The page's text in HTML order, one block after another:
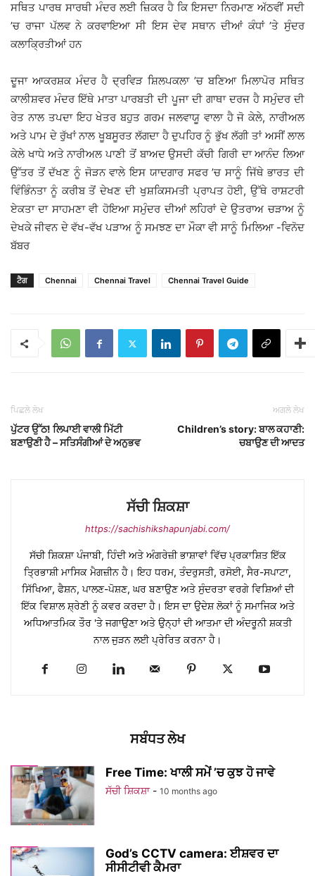
ਸਥਿਤ ਪਾਰਥ ਸਾਰਥੀ ਮੰਦਰ ਲਈ ਜ਼ਿਕਰ ਹੈ ਕਿ ਇਸਦਾ ਨਿਰਮਾਣ ਅੱਠਵੀਂ ਸਦੀ
’ਚ ਰਾਜਾ ਪੱਲਵ ਨੇ ਕਰਵਾਇਆ ਸੀ ਇਸ ਦੇਵ ਸਥਾਨ ਦੀਆਂ ਕੰਧਾਂ ’ਤੇ ਸੁੰਦਰ
ਕਲਾਕ੍ਰਿਤੀਆਂ ਹਨ
ਦੂਜਾ ਆਕਰਸ਼ਕ ਮੰਦਰ ਹੈ ਦ੍ਰਵਿੜ ਸ਼ਿਲਪਕਲਾ ’ਚ ਬਣਿਆ ਮਿਲਾਪੋਰ ਸਥਿਤ
ਕਾਲੀਸ਼ਵਰ ਮੰਦਰ ਇੱਥੇ ਮਾਤਾ ਪਾਰਬਤੀ ਦੀ ਪੂਜਾ ਦੀ ਗਾਥਾ ਦਰਜ ਹੈ ਸਮੁੰਦਰ ਦੀ
ਰੇਤ ਨਾਲ ਤਪਦਾ ਇਹ ਖੇਤਰ ਬਹੁਤ ਗਰਮ ਜਲਵਾਯੂ ਵਾਲਾ ਹੈ ਜੋ ਕੇਲੇ, ਨਾਰੀਅਲ
ਅਤੇ ਪਾਮ ਦੇ ਰੁੱਖਾਂ ਨਾਲ ਖੂਬਸੂਰਤ ਲੱਗਦਾ ਹੈ ਦੁਪਹਿਰ ਨੂੰ ਭੁੱਖ ਲੱਗੀ ਤਾਂ ਅਸੀਂ ਲਾਲ
ਕੇਲੇ ਖਾਧੇ ਅਤੇ ਨਾਰੀਅਲ ਪਾਣੀ ਤੋਂ ਬਾਅਦ ਉਸਦੀ ਕੱਚੀ ਗਿਰੀ ਦਾ ਆਨੰਦ ਲਿਆ
ਉੱਤਰ ਤੋਂ ਦੱਖਣ ਨੂੰ ਜੋੜਨ ਵਾਲੇ ਇਸ ਯਾਦਗਾਰ ਸਫਰ ’ਚ ਸਾਨੂੰ ਜਿੱਥੇ ਭਾਰਤ ਦੀ
ਵਿੰਭਿੰਨਤਾ ਨੂੰ ਕਰੀਬ ਤੋਂ ਦੇਖਣ ਦੀ ਖੁਸ਼ਕਿਸਮਤੀ ਪ੍ਰਾਪਤ ਹੋਈ, ਉੱਥੇ ਰਾਸ਼ਟਰੀ
ਏਕਤਾ ਦਾ ਸਾਹਮਣਾ ਵੀ ਹੋਇਆ ਸਮੁੰਦਰ ਦੀਆਂ ਲਹਿਰਾਂ ਦੇ ਉਤਰਾਅ ਚੜਾਅ ਨੂੰ
ਦੇਖਕੇ ਜੀਵਨ ਦੇ ਵੱਖ-ਵੱਖ ਪੜਾਅ ਨੂੰ ਸਮਝਣ ਦਾ ਮੌਕਾ ਵੀ ਸਾਨੂੰ ਮਿਲਿਆ -ਵਿਨੋਦ
ਬੱਬਰ
ਟੈਗ Chennai Chennai Travel Chennai Travel Guide
ਪਿਛਲੇ ਲੇਖ
ਪੁੱਟਰ ਉੱਠ! ਲਿਪਾਈ ਵਾਲੀ ਮਿੱਟੀ
ਬਣਾਉਣੀ ਹੈ – ਸਤਿਸੰਗੀਆਂ ਦੇ ਅਨੁਭਵ
ਅਗਲੇ ਲੇਖ
Children’s story: ਬਾਲ ਕਹਾਣੀ:
ਚਬਾਉਣ ਦੀ ਆਦਤ
ਸੱਚੀ ਸ਼ਿਕਸ਼ਾ
https://sachishikshapunjabi.com/
ਸੱਚੀ ਸ਼ਿਕਸ਼ਾ ਪੰਜਾਬੀ, ਹਿੰਦੀ ਅਤੇ ਅੰਗਰੇਜ਼ੀ ਭਾਸ਼ਾਵਾਂ ਵਿੱਚ ਪ੍ਰਕਾਸ਼ਿਤ ਇੱਕ
ਤ੍ਰਿਭਾਸ਼ੀ ਮਾਸਿਕ ਮੈਗਜ਼ੀਨ ਹੈ। ਇਹ ਧਰਮ, ਤੰਦਰੁਸਤੀ, ਰਸੋਈ, ਸੈਰ-ਸਪਾਟਾ,
ਸਿੱਖਿਆ, ਫੈਸ਼ਨ, ਪਾਲਣ-ਪੋਸ਼ਣ, ਘਰ ਬਣਾਉਣ ਅਤੇ ਸੁੰਦਰਤਾ ਵਰਗੇ ਵਿਸ਼ਿਆਂ ਦੀ
ਇੱਕ ਵਿਸ਼ਾਲ ਸ਼੍ਰੇਣੀ ਨੂੰ ਕਵਰ ਕਰਦਾ ਹੈ। ਇਸ ਦਾ ਉਦੇਸ਼ ਲੋਕਾਂ ਨੂੰ ਸਮਾਜਿਕ ਅਤੇ
ਅਧਿਆਤਮਿਕ ਤੌਰ 'ਤੇ ਜਗਾਉਣਾ ਅਤੇ ਉਨ੍ਹਾਂ ਦੀ ਆਤਮਾ ਦੀ ਅੰਦਰੂਨੀ ਸ਼ਕਤੀ
ਨਾਲ ਜੁੜਨ ਲਈ ਪ੍ਰੇਰਿਤ ਕਰਨਾ ਹੈ।
ਸਬੰਧਤ ਲੇਖ
Free Time: ਖਾਲੀ ਸਮੇਂ ’ਚ ਕੁਝ ਹੋ ਜਾਵੇ
ਸੱਚੀ ਸ਼ਿਕਸ਼ਾ - 10 months ago
God’s CCTV camera: ਈਸ਼ਵਰ ਦਾ
ਸੀਸੀਟੀਵੀ ਕੈਮਰਾ